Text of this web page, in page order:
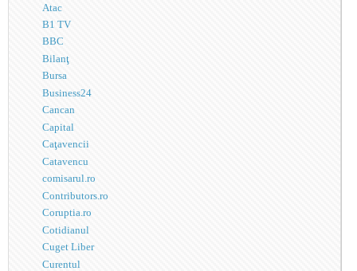
Atac
B1 TV
BBC
Bilanţ
Bursa
Business24
Cancan
Capital
Caţavencii
Catavencu
comisarul.ro
Contributors.ro
Coruptia.ro
Cotidianul
Cuget Liber
Curentul